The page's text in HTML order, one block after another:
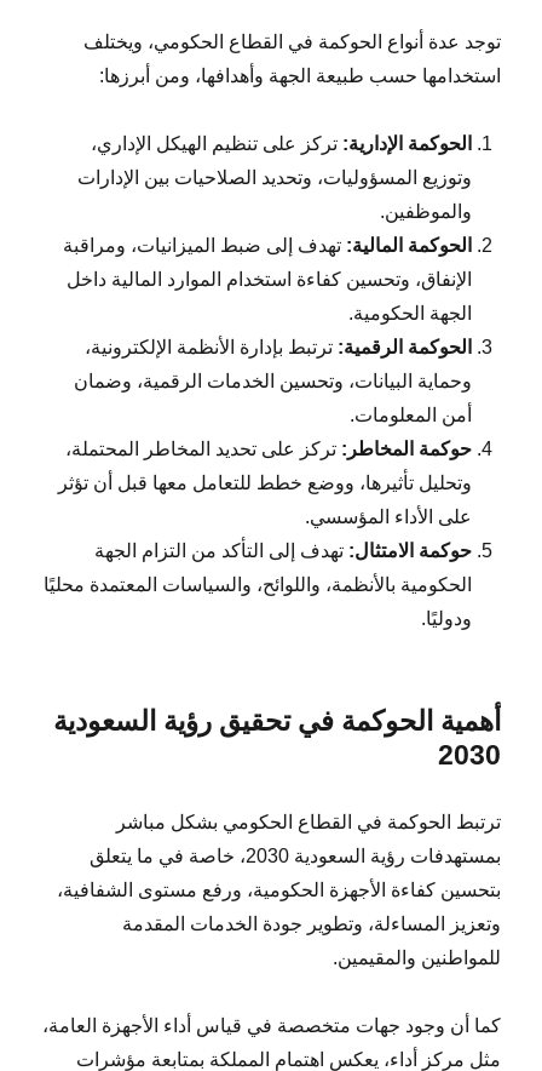
توجد عدة أنواع الحوكمة في القطاع الحكومي، ويختلف
استخدامها حسب طبيعة الجهة وأهدافها، ومن أبرزها:
الحوكمة الإدارية:تركز على تنظيم الهيكل الإداري،
وتوزيع المسؤوليات، وتحديد الصلاحيات بين الإدارات
والموظفين.
الحوكمة المالية:تهدف إلى ضبط الميزانيات، ومراقبة
الإنفاق، وتحسين كفاءة استخدام الموارد المالية داخل
الجهة الحكومية.
الحوكمة الرقمية:ترتبط بإدارة الأنظمة الإلكترونية،
وحماية البيانات، وتحسين الخدمات الرقمية، وضمان
أمن المعلومات.
حوكمة المخاطر:تركز على تحديد المخاطر المحتملة،
وتحليل تأثيرها، ووضع خطط للتعامل معها قبل أن تؤثر
على الأداء المؤسسي.
حوكمة الامتثال:تهدف إلى التأكد من التزام الجهة
الحكومية بالأنظمة، واللوائح، والسياسات المعتمدة محليًا
ودوليًا.
أهمية الحوكمة في تحقيق رؤية السعودية
2030
ترتبط الحوكمة في القطاع الحكومي بشكل مباشر
بمستهدفات رؤية السعودية 2030، خاصة في ما يتعلق
بتحسين كفاءة الأجهزة الحكومية، ورفع مستوى الشفافية،
وتعزيز المساءلة، وتطوير جودة الخدمات المقدمة
للمواطنين والمقيمين.
كما أن وجود جهات متخصصة في قياس أداء الأجهزة العامة،
مثل مركز أداء، يعكس اهتمام المملكة بمتابعة مؤشرات